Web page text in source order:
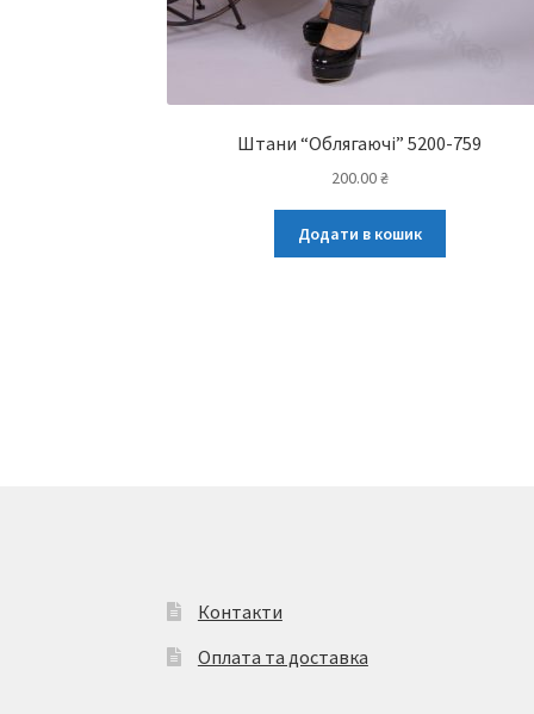
Штани “Облягаючі” 5200-759
200.00₴
Додати в кошик
Контакти
Оплата та доставка